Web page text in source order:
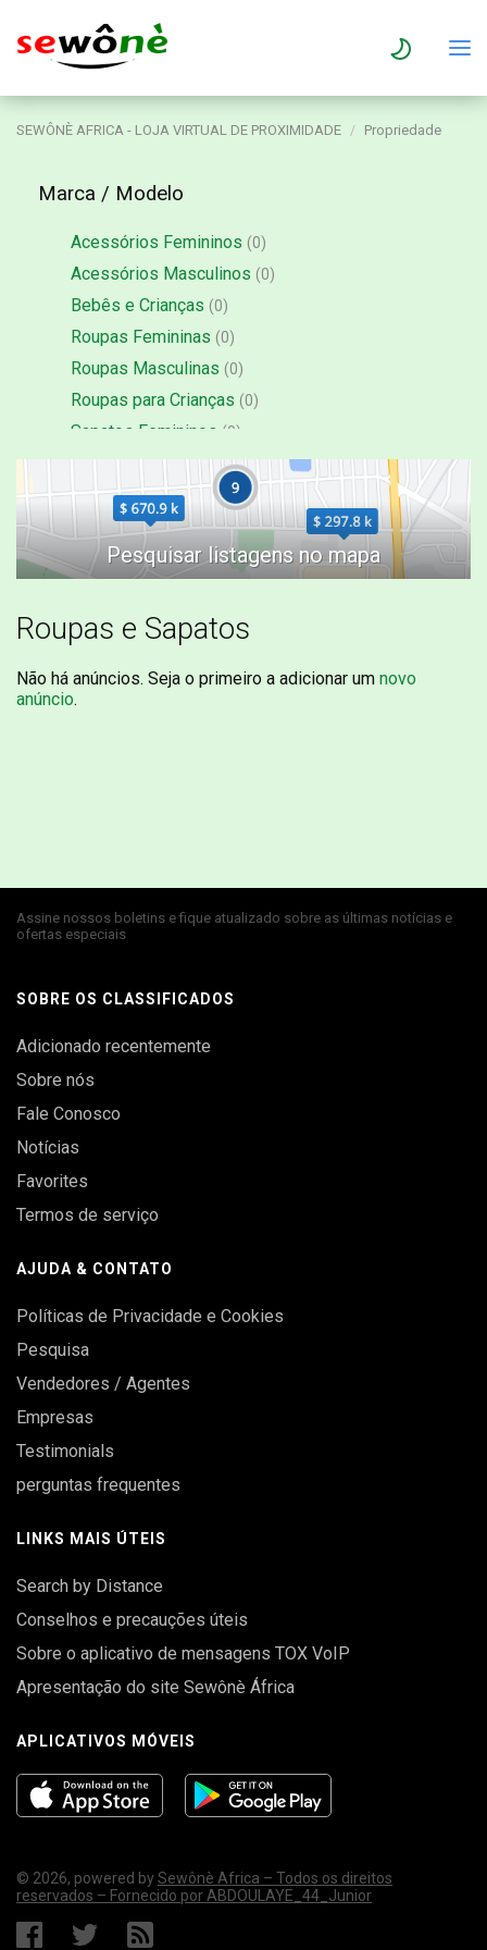
SEWÔNÈ AFRICA - LOJA VIRTUAL DE PROXIMIDADE Propriedade
Marca / Modelo
Acessórios Femininos (0)
Acessórios Masculinos (0)
Bebês e Crianças (0)
Roupas Femininas (0)
Roupas Masculinas (0)
Roupas para Crianças (0)
Sapatos Femininos (0)
Sapatos Masculinos (0)
Roupas e Sapatos
Não há anúncios. Seja o primeiro a adicionar um novo
anúncio.
Assine nossos boletins e fique atualizado sobre as últimas notícias e
ofertas especiais
SOBRE OS CLASSIFICADOS
Adicionado recentemente
Sobre nós
Fale Conosco
Notícias
Favorites
Termos de serviço
AJUDA & CONTATO
Políticas de Privacidade e Cookies
Pesquisa
Vendedores / Agentes
Empresas
Testimonials
perguntas frequentes
LINKS MAIS ÚTEIS
Search by Distance
Conselhos e precauções úteis
Sobre o aplicativo de mensagens TOX VoIP
Apresentação do site Sewônè África
APLICATIVOS MÓVEIS
© 2026, powered by Sewônè Africa – Todos os direitos
reservados – Fornecido por ABDOULAYE_44_Junior